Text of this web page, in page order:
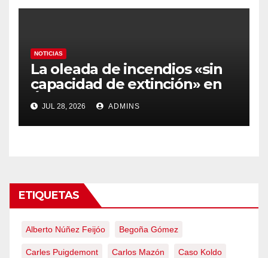
NOTICIAS
La oleada de incendios «sin
capacidad de extinción» en
Ávila y al oeste de Madrid
obliga a declarar la
emergencia nacional
JUL 28, 2026 ADMINS
ETIQUETAS
Alberto Núñez Feijóo Begoña Gómez
Carles Puigdemont Carlos Mazón Caso Koldo